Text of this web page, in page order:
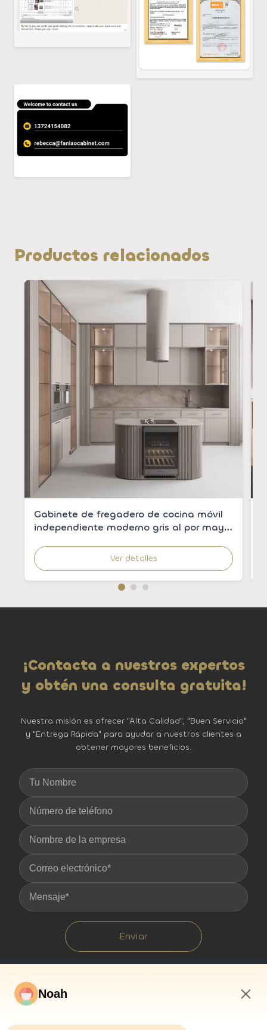
Productos relacionados
Gabinete de fregadero de cocina móvil
independiente moderno gris al por mayor
apartamentos
Ver detalles
¡Contacta a nuestros expertos
y obtén una consulta gratuita!
Nuestra misión es ofrecer "Alta Calidad", "Buen Servicio"
y "Entrega Rápida" para ayudar a nuestros clientes a
obtener mayores beneficios.
Enviar
Noah